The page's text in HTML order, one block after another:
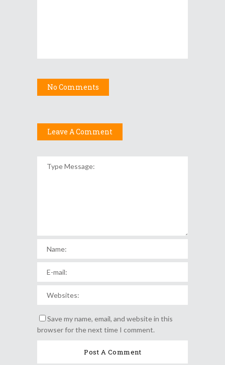
No Comments
Leave A Comment
Save my name, email, and website in this
browser for the next time I comment.